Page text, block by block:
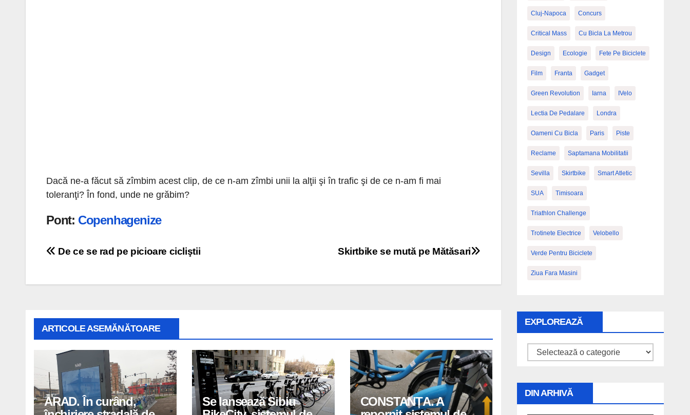
Dacă ne-a făcut să zîmbim acest clip, de ce n-am zîmbi unii la alţii şi în trafic şi de ce n-am fi mai
toleranţi? În fond, unde ne grăbim?
Pont: Copenhagenize
Navigare
Skirtbike se mută pe Mătăsari
De ce se rad pe picioare cicliştii
ARTICOLE ASEMĂNĂTOARE
ARAD. În curând,
Se lansează Sibiu
CONSTANȚA. A
Cluj-Napoca Concurs
Critical Mass Cu Bicla La Metrou
Design Ecologie Fete Pe Biciclete
Film Franta Gadget
Green Revolution Iarna IVelo
Lectia De Pedalare Londra
Oameni Cu Bicla Paris Piste
Reclame Saptamana Mobilitatii
Sevilla Skirtbike Smart Atletic
SUA Timisoara
Triathlon Challenge
Trotinete Electrice Velobello
Verde Pentru Biciclete
Ziua Fara Masini
EXPLOREAZĂ
Explorează
DIN ARHIVĂ